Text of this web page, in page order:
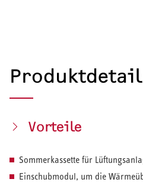
Vorteile
Sommerkassette für
Einschubmodul, um die